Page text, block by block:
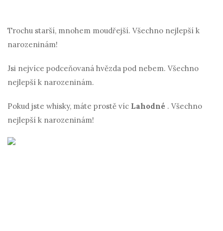
Trochu starší, mnohem moudřejší. Všechno nejlepší k
narozeninám!
Jsi nejvíce podceňovaná hvězda pod nebem. Všechno
nejlepší k narozeninám.
Pokud jste whisky, máte prostě víc Lahodné . Všechno
nejlepší k narozeninám!